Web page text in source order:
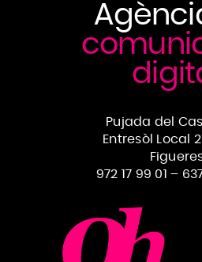
Pujada del
Entresòl Local 2
972 17 99 01 –